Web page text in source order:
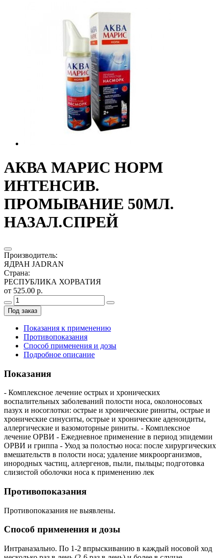
АКВА МАРИС НОРМ
ИНТЕНСИВ.
ПРОМЫВАНИЕ 50МЛ.
НАЗАЛ.СПРЕЙ
Производитель:
ЯДРАН JADRAN
Страна:
РЕСПУБЛИКА ХОРВАТИЯ
от 525.00 р.
Под заказ
Показания к применению
Противопоказания
Способ применения и дозы
Подробное описание
Показания
- Комплексное лечение острых и хронических
воспалительных заболеваний полости носа, околоносовых
пазух и носоглотки: острые и хронические риниты, острые и
хронические синуситы, острые и хронические аденоидиты,
аллергические и вазомоторные риниты. - Комплексное
лечение ОРВИ - Ежедневное применение в период эпидемии
ОРВИ и гриппа - Уход за полостью носа: после хирургических
вмешательств в полости носа; удаление микроорганизмов,
инородных частиц, аллергенов, пыли, пыльцы; подготовка
слизистой оболочки носа к применению лек
Противопоказания
Противопоказания не выявлены.
Способ применения и дозы
Интраназально. По 1-2 впрыскиванию в каждый носовой ход